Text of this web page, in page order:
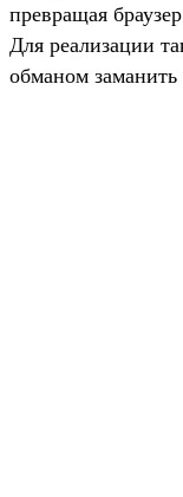
превращая
Для реализации
обманом заманить